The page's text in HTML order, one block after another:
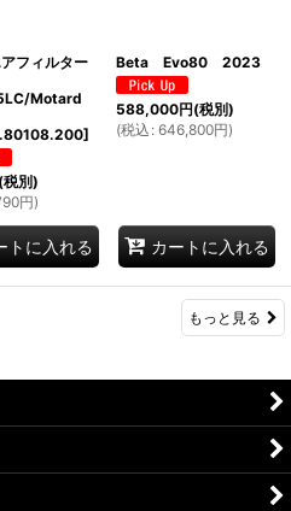
フィルター
Motard
]
(税別)
円)
トに入れる
Beta Evo80 2023
588,000円(税別)
(税込 : 646,800円)
カートに入れる
もっと見る